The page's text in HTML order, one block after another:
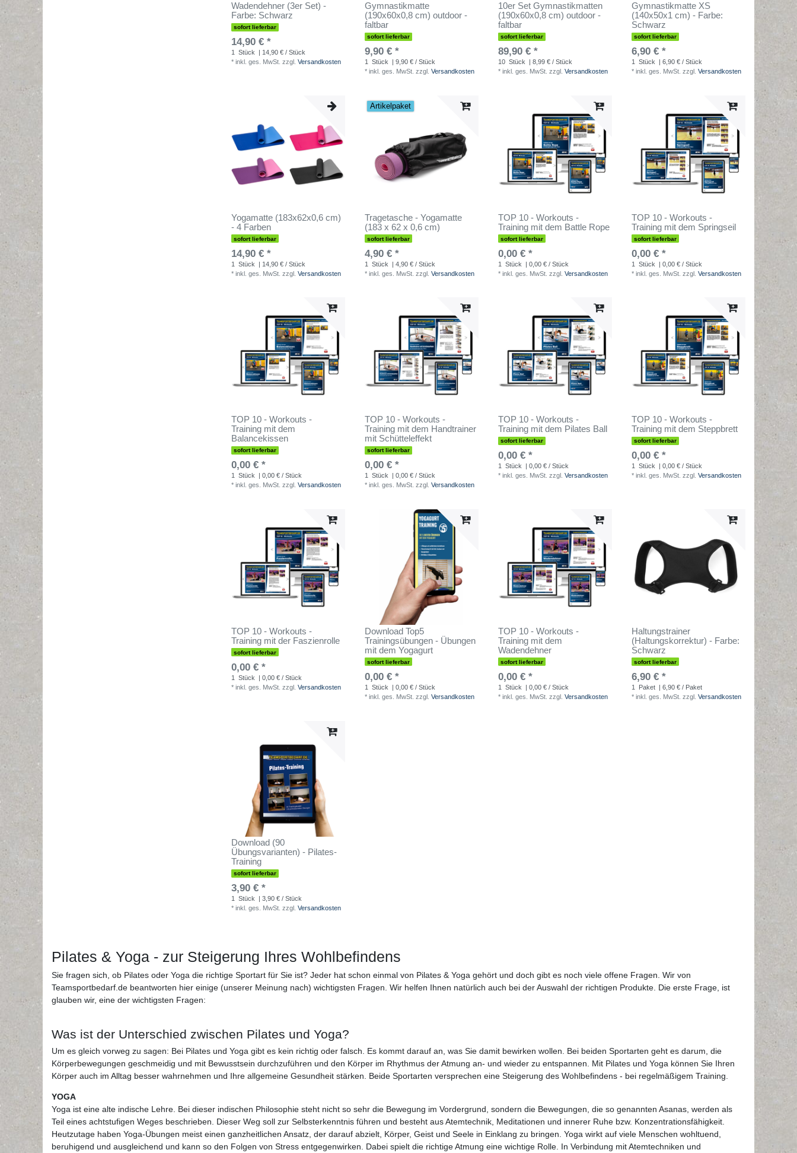
Wadendehner (3er Set) -
Farbe: Schwarz
sofort lieferbar
14,90 € *
1 Stück
| 14,90 € / Stück
* inkl. ges. MwSt. zzgl. Versandkosten
Gymnastikmatte
(190x60x0,8 cm) outdoor -
faltbar
sofort lieferbar
9,90 € *
1 Stück
| 9,90 € / Stück
* inkl. ges. MwSt. zzgl. Versandkosten
10er Set Gymnastikmatten
(190x60x0,8 cm) outdoor -
faltbar
sofort lieferbar
89,90 € *
10 Stück
| 8,99 € / Stück
* inkl. ges. MwSt. zzgl. Versandkosten
Gymnastikmatte XS
(140x50x1 cm) - Farbe:
Schwarz
sofort lieferbar
6,90 € *
1 Stück
| 6,90 € / Stück
* inkl. ges. MwSt. zzgl. Versandkosten
Yogamatte (183x62x0,6 cm)
- 4 Farben
sofort lieferbar
14,90 € *
1 Stück
| 14,90 € / Stück
* inkl. ges. MwSt. zzgl. Versandkosten
Artikelpaket
Tragetasche - Yogamatte
(183 x 62 x 0,6 cm)
sofort lieferbar
4,90 € *
1 Stück
| 4,90 € / Stück
* inkl. ges. MwSt. zzgl. Versandkosten
TOP 10 - Workouts -
Training mit dem Battle Rope
sofort lieferbar
0,00 € *
1 Stück
| 0,00 € / Stück
* inkl. ges. MwSt. zzgl. Versandkosten
TOP 10 - Workouts -
Training mit dem Springseil
sofort lieferbar
0,00 € *
1 Stück
| 0,00 € / Stück
* inkl. ges. MwSt. zzgl. Versandkosten
TOP 10 - Workouts -
Training mit dem
Balancekissen
sofort lieferbar
0,00 € *
1 Stück
| 0,00 € / Stück
* inkl. ges. MwSt. zzgl. Versandkosten
TOP 10 - Workouts -
Training mit dem Handtrainer
mit Schütteleffekt
sofort lieferbar
0,00 € *
1 Stück
| 0,00 € / Stück
* inkl. ges. MwSt. zzgl. Versandkosten
TOP 10 - Workouts -
Training mit dem Pilates Ball
sofort lieferbar
0,00 € *
1 Stück
| 0,00 € / Stück
* inkl. ges. MwSt. zzgl. Versandkosten
TOP 10 - Workouts -
Training mit dem Steppbrett
sofort lieferbar
0,00 € *
1 Stück
| 0,00 € / Stück
* inkl. ges. MwSt. zzgl. Versandkosten
TOP 10 - Workouts -
Training mit der Faszienrolle
sofort lieferbar
0,00 € *
1 Stück
| 0,00 € / Stück
* inkl. ges. MwSt. zzgl. Versandkosten
Download Top5
Trainingsübungen - Übungen
mit dem Yogagurt
sofort lieferbar
0,00 € *
1 Stück
| 0,00 € / Stück
* inkl. ges. MwSt. zzgl. Versandkosten
TOP 10 - Workouts -
Training mit dem
Wadendehner
sofort lieferbar
0,00 € *
1 Stück
| 0,00 € / Stück
* inkl. ges. MwSt. zzgl. Versandkosten
Haltungstrainer
(Haltungskorrektur) - Farbe:
Schwarz
sofort lieferbar
6,90 € *
1 Paket
| 6,90 € / Paket
* inkl. ges. MwSt. zzgl. Versandkosten
Download (90
Übungsvarianten) - Pilates-
Training
sofort lieferbar
3,90 € *
1 Stück
| 3,90 € / Stück
* inkl. ges. MwSt. zzgl. Versandkosten
Pilates & Yoga - zur Steigerung Ihres Wohlbefindens
Sie fragen sich, ob Pilates oder Yoga die richtige Sportart für Sie ist? Jeder hat schon einmal von Pilates & Yoga gehört und doch gibt es noch viele offene Fragen. Wir von
Teamsportbedarf.de beantworten hier einige (unserer Meinung nach) wichtigsten Fragen. Wir helfen Ihnen natürlich auch bei der Auswahl der richtigen Produkte. Die erste Frage, ist
glauben wir, eine der wichtigsten Fragen:
Was ist der Unterschied zwischen Pilates und Yoga?
Um es gleich vorweg zu sagen: Bei Pilates und Yoga gibt es kein richtig oder falsch. Es kommt darauf an, was Sie damit bewirken wollen. Bei beiden Sportarten geht es darum, die
Körperbewegungen geschmeidig und mit Bewusstsein durchzuführen und den Körper im Rhythmus der Atmung an- und wieder zu entspannen. Mit Pilates und Yoga können Sie Ihren
Körper auch im Alltag besser wahrnehmen und Ihre allgemeine Gesundheit stärken. Beide Sportarten versprechen eine Steigerung des Wohlbefindens - bei regelmäßigem Training.
YOGA
Yoga ist eine alte indische Lehre. Bei dieser indischen Philosophie steht nicht so sehr die Bewegung im Vordergrund, sondern die Bewegungen, die so genannten Asanas, werden als
Teil eines achtstufigen Weges beschrieben. Dieser Weg soll zur Selbsterkenntnis führen und besteht aus Atemtechnik, Meditationen und innerer Ruhe bzw. Konzentrationsfähigkeit.
Heutzutage haben Yoga-Übungen meist einen ganzheitlichen Ansatz, der darauf abzielt, Körper, Geist und Seele in Einklang zu bringen. Yoga wirkt auf viele Menschen wohltuend,
beruhigend und ausgleichend und kann so den Folgen von Stress entgegenwirken. Dabei spielt die richtige Atmung eine wichtige Rolle. In Verbindung mit Atemtechniken und